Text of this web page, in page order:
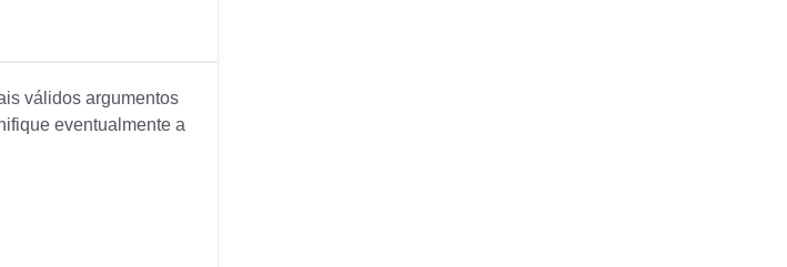
válidos argumentos
eventualmente a